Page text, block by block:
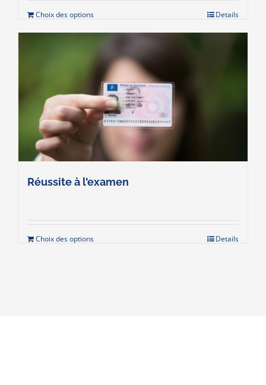
Choix des options Details
Réussite à l’examen
Choix des options Details